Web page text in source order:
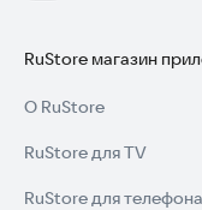
RuStore магазин
О RuStore
RuStore для TV
RuStore для телефона